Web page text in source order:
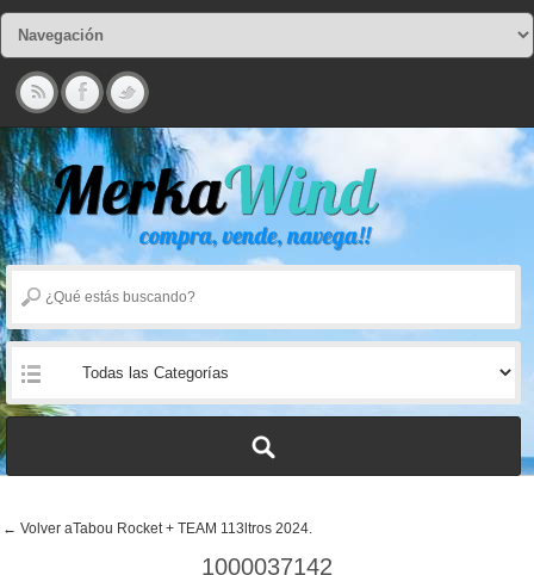
← Volver aTabou Rocket + TEAM 113ltros 2024.
1000037142